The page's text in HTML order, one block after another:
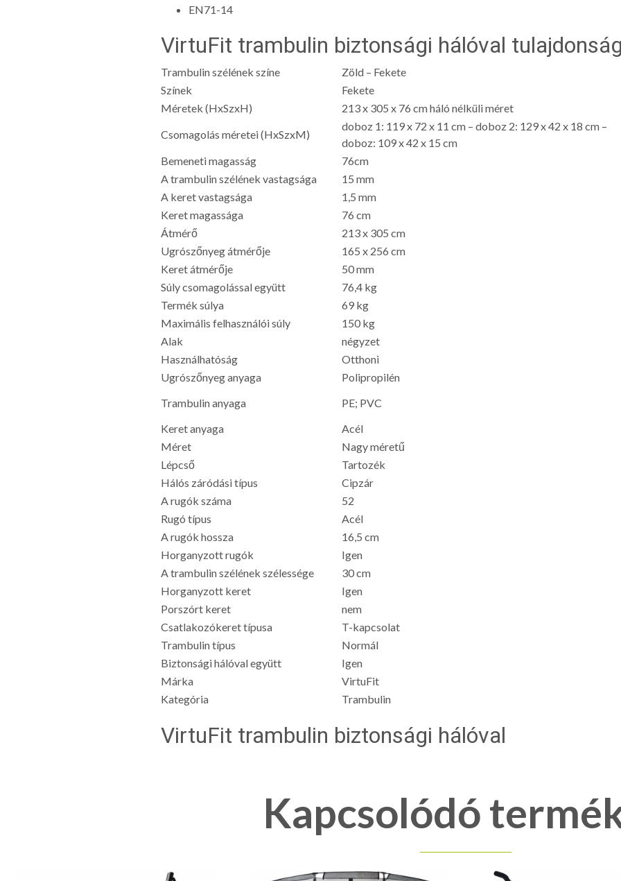
EN71-14
VirtuFit trambulin biztonsági hálóval
Trambulin szélének színe
Zöld – Fekete
Színek
Fekete
Méretek (HxSzxH)
213 x 305 x 76 cm háló nélküli méret
Csomagolás méretei (HxSzxM)
doboz 1: 119 x 72 x 11 cm – doboz 2: 129 x 42 x 18 cm –
doboz: 109 x 42 x 15 cm
Bemeneti magasság
76cm
A trambulin szélének vastagsága
15 mm
A keret vastagsága
1,5 mm
Keret magassága
76 cm
Átmérő
213 x 305 cm
Ugrószőnyeg átmérője
165 x 256 cm
Keret átmérője
50 mm
Súly csomagolással együtt
76,4 kg
Termék súlya
69 kg
Maximális felhasználói súly
150 kg
Alak
négyzet
Használhatóság
Otthoni
Ugrószőnyeg anyaga
Polipropilén
Trambulin anyaga
PE; PVC
Keret anyaga
Acél
Méret
Nagy méretű
Lépcső
Tartozék
Hálós záródási típus
Cipzár
A rugók száma
52
Rugó típus
Acél
A rugók hossza
16,5 cm
Horganyzott rugók
Igen
A trambulin szélének szélessége
30 cm
Horganyzott keret
Igen
Porszórt keret
nem
Csatlakozókeret típusa
T-kapcsolat
Trambulin típus
Normál
Biztonsági hálóval együtt
Igen
Márka
VirtuFit
Kategória
Trambulin
VirtuFit trambulin biztonsági hálóval
Kapcsolódó